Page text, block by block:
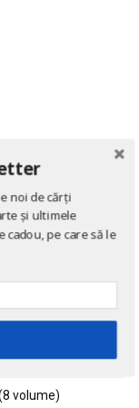
ale Chinei
volume)
noi de cărți
și ultimele
pe care să le